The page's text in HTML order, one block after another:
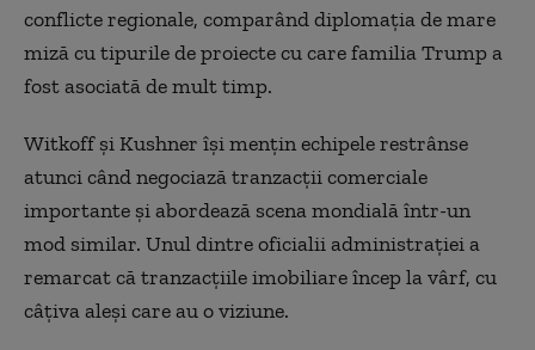
conflicte regionale, comparând diplomația de mare
miză cu tipurile de proiecte cu care familia Trump a
fost asociată de mult timp.
Witkoff și Kushner își mențin echipele restrânse
atunci când negociază tranzacții comerciale
importante și abordează scena mondială într-un
mod similar. Unul dintre oficialii administrației a
remarcat că tranzacțiile imobiliare încep la vârf, cu
câțiva aleși care au o viziune.